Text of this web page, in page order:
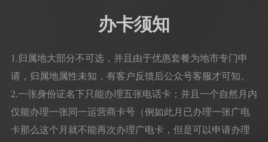
办卡须知
1.归属地大部分不可选，并且由于优惠套餐为地市专门申
请，归属地属性未知，有客户反馈后公众号客服才可知。
2.一张身份证名下只能办理五张电话卡；并且一个自然月内
仅能办理一张同一运营商卡号（例如此月已办理一张广电
卡那么这个月就不能再次办理广电卡，但是可以申请办理